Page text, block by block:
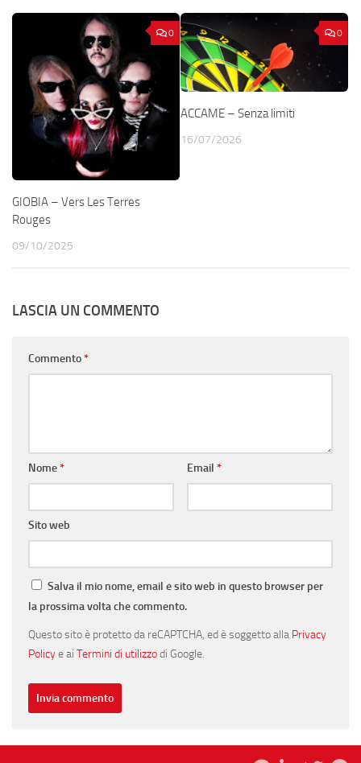
0
GIOBIA – Vers Les Terres
Rouges
09/10/2025
0
ACCAME – Senza limiti
16/07/2026
LASCIA UN COMMENTO
Commento*
Nome* Email *
Sito web
Salva il mio nome, email e sito web in questo browser per
la prossima volta che commento.
Questo sito è protetto da reCAPTCHA, ed è soggetto alla Privacy
Policye ai Termini di utilizzodi Google.